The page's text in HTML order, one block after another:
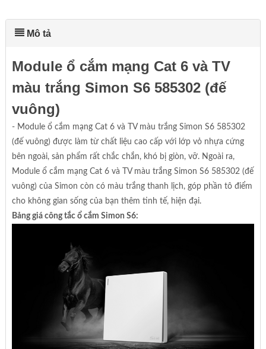
Mô tả
Module ổ cắm mạng Cat 6 và TV
màu trắng Simon S6 585302 (đế
vuông)
- Module ổ cắm mạng Cat 6 và TV màu trắng Simon S6 585302
(đế vuông) được làm từ chất liệu cao cấp với lớp vỏ nhựa cứng
bên ngoài, sản phẩm rất chắc chắn, khó bị giòn, vỡ. Ngoài ra,
Module ổ cắm mạng Cat 6 và TV màu trắng Simon S6 585302 (đế
vuông) của Simon còn có màu trắng thanh lịch, góp phần tô điểm
cho không gian sống của bạn thêm tinh tế, hiện đại.
Bảng giá công tắc ổ cắm Simon S6: